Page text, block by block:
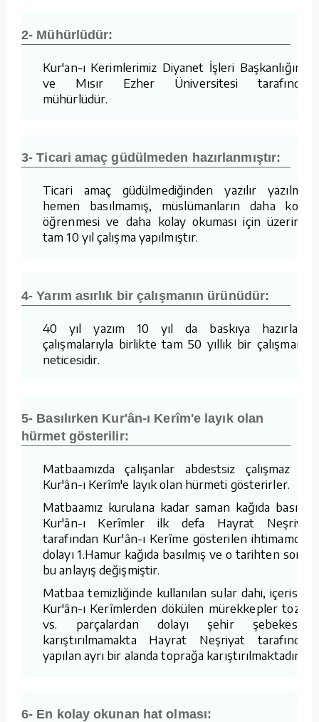
2- Mühürlüdür:
Kur'an-ı Kerimlerimiz Diyanet İşleri Başkanlığımız
ve Mısır Ezher Üniversitesi tarafından
mühürlüdür.
3- Ticari amaç güdülmeden hazırlanmıştır:
Ticari amaç güdülmediğinden yazılır yazılmaz
hemen basılmamış, müslümanların daha kolay
öğrenmesi ve daha kolay okuması için üzerinde
tam 10 yıl çalışma yapılmıştır.
4- Yarım asırlık bir çalışmanın ürünüdür:
40 yıl yazım 10 yıl da baskıya hazırlama
çalışmalarıyla birlikte tam 50 yıllık bir çalışmanın
neticesidir.
5- Basılırken Kur'ân-ı Kerîm'e layık olan
hürmet gösterilir:
Matbaamızda çalışanlar abdestsiz çalışmaz ve
Kur'ân-ı Kerîm'e layık olan hürmeti gösterirler.
Matbaamız kurulana kadar saman kağıda basılan
Kur'ân-ı Kerîmler ilk defa Hayrat Neşriyat
tarafından Kur'ân-ı Kerîme gösterilen ihtimamdan
dolayı 1.Hamur kağıda basılmış ve o tarihten sonra
bu anlayış değişmiştir.
Matbaa temizliğinde kullanılan sular dahi, içerisine
Kur'ân-ı Kerîmlerden dökülen mürekkepler tozlar
vs. parçalardan dolayı şehir şebekesine
karıştırılmamakta Hayrat Neşriyat tarafından
yapılan ayrı bir alanda toprağa karıştırılmaktadır.
6- En kolay okunan hat olması: